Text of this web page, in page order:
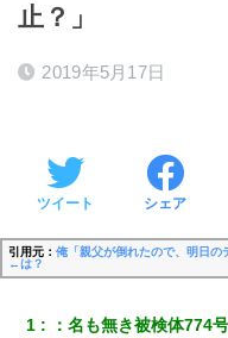
止？」
2019年5月17日
ツイート シェア
引用元： 俺「親父が倒れたので、明日
←は？
1 ：名も無き被検体774